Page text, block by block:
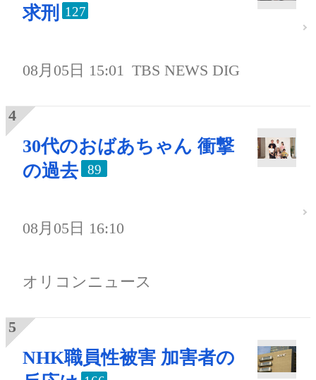
求刑
127
08月05日 15:01 TBS NEWS DIG
30代のおばあちゃん 衝撃
の過去
89
08月05日 16:10
オリコンニュース
NHK職員性被害 加害者の